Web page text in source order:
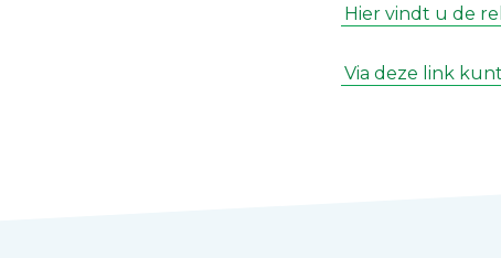
Hier vindt u de
Via deze link